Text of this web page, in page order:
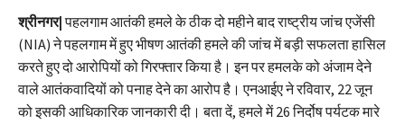
श्रीनगर|पहलगाम आतंकी हमले के ठीक दो महीने बाद राष्ट्रीय जांच एजेंसी
(NIA) ने पहलगाम में हुए भीषण आतंकी हमले की जांच में बड़ी सफलता हासिल
करते हुए दो आरोपियों को गिरफ्तार किया है। इन पर हमलके को अंजाम देने
वाले आतंकवादियों को पनाह देने का आरोप है। एनआईए ने रविवार, 22 जून
को इसकी आधिकारिक जानकारी दी। बता दें, हमले में 26 निर्दोष पर्यटक मारे